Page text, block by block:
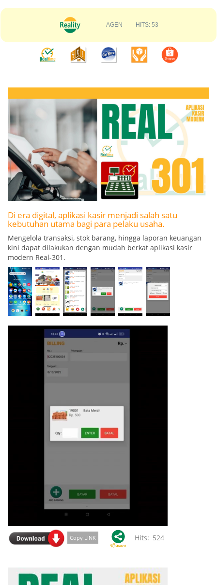
AGEN HITS: 53
Di era digital, aplikasi kasir menjadi salah satu
kebutuhan utama bagi para pelaku usaha.
Mengelola transaksi, stok barang, hingga laporan keuangan
kini dapat dilakukan dengan mudah berkat aplikasi kasir
modern Real-301.
Copy LINK Hits: 524